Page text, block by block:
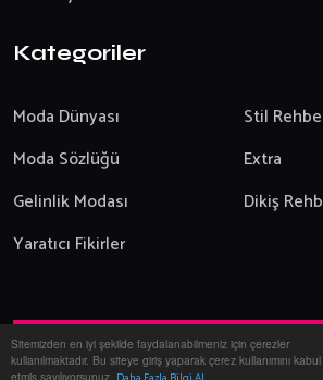
Sitemizden en iyi şekilde faydalanabilmeniz için çerezler
kullanılmaktadır. Bu siteye giriş yaparak çerez kullanımını kabul
etmiş sayılıyorsunuz.
Kategoriler
Moda Dünyası
Stil
Moda Sözlüğü
Extra
Gelinlik Modası
Dikiş
Yaratıcı Fikirler
Yazılım:Onemsoft-2026Modanın Dünyası